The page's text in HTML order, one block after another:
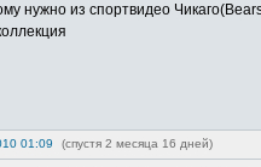
нужно из спортвидео
01:09 (спустя 2 месяца 16 дней)